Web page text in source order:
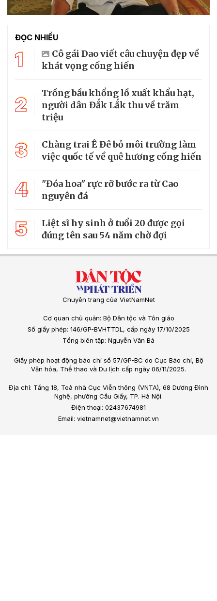
ĐỌC NHIỀU
1
Cô gái Dao viết câu chuyện đẹp về
khát vọng cống hiến
2
Trồng bầu khổng lồ xuất khẩu hạt,
người dân Đắk Lắk thu về trăm
triệu
3
Chàng trai Ê Đê bỏ môi trường làm
việc quốc tế về quê hương cống hiến
4
"Đóa hoa" rực rỡ bước ra từ Cao
nguyên đá
5
Liệt sĩ hy sinh ở tuổi 20 được gọi
đúng tên sau 54 năm chờ đợi
Chuyên trang của VietNamNet
Cơ quan chủ quản: Bộ Dân tộc và Tôn giáo
Số giấy phép: 146/GP-BVHTTDL, cấp ngày 17/10/2025
Tổng biên tập: Nguyễn Văn Bá
Giấy phép hoạt động báo chí số 57/GP-BC do Cục Báo chí, Bộ
Văn hóa, Thể thao và Du lịch cấp ngày 06/11/2025.
Địa chỉ: Tầng 18, Toà nhà Cục Viễn thông (VNTA), 68 Dương Đình
Nghệ, phường Cầu Giấy, TP. Hà Nội.
Điện thoại: 02437674981
Email: vietnamnet@vietnamnet.vn